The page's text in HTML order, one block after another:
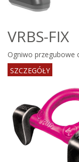
VRBS-FIX
Ogniwo przegubowe
SZCZEGÓŁY